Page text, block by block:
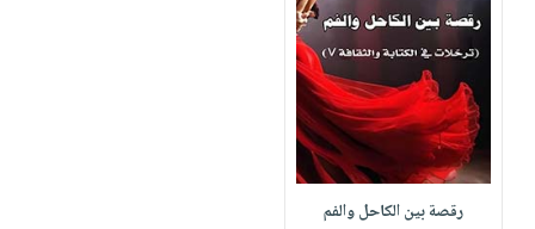
رقصة بين الكاحل والفم